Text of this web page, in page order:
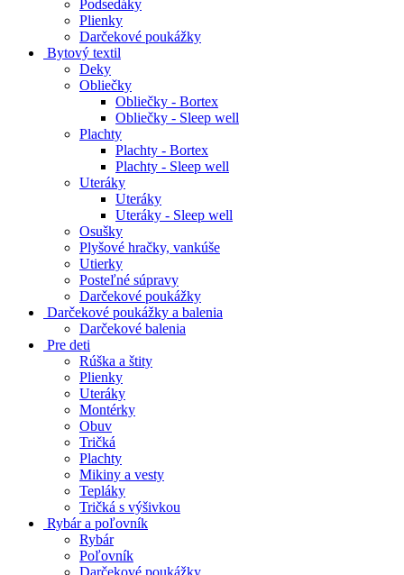
Podsedáky
Plienky
Darčekové poukážky
Bytový textil
Deky
Obliečky
Obliečky - Bortex
Obliečky - Sleep well
Plachty
Plachty - Bortex
Plachty - Sleep well
Uteráky
Uteráky
Uteráky - Sleep well
Osušky
Plyšové hračky, vankúše
Utierky
Posteľné súpravy
Darčekové poukážky
Darčekové poukážky a balenia
Darčekové balenia
Pre deti
Rúška a štity
Plienky
Uteráky
Montérky
Obuv
Tričká
Plachty
Mikiny a vesty
Tepláky
Tričká s výšivkou
Rybár a poľovník
Rybár
Poľovník
Darčekové poukážky